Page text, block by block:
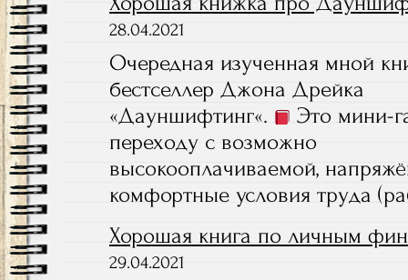
28.04.2021
Очередная изученная мной
бестселлер Джона Дрейка
«Дауншифтинг«.
Это мини-
переходу с возможно
высокооплачиваемой,
комфортные условия труда
Хорошая книга по личным
29.04.2021